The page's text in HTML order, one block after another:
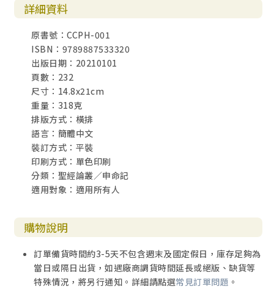
詳細資料
原書號：CCPH-001
ISBN：9789887533320
出版日期：20210101
頁數：232
尺寸：14.8x21cm
重量：318克
排版方式：橫排
語言：簡體中文
裝訂方式：平裝
印刷方式：單色印刷
分類：聖經論叢／申命記
適用對象：適用所有人
購物說明
訂單備貨時間約3-5天不包含週末及國定假日，庫存足夠為
當日或隔日出貨，如遇廠商調貨時間延長或絕版、缺貨等
特殊情況，將另行通知。詳細請點選常見訂單問題 。